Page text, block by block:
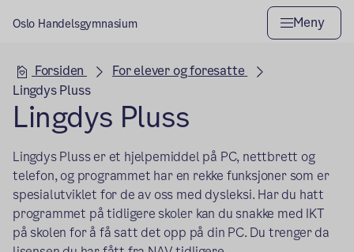
Oslo Handelsgymnasium Meny
Hovedseksjon
Forsiden
For elever og foresatte
Lingdys Pluss
Lingdys Pluss
Lingdys Pluss er et hjelpemiddel på PC, nettbrett og
telefon, og programmet har en rekke funksjoner som er
spesialutviklet for de av oss med dysleksi. Har du hatt
programmet på tidligere skoler kan du snakke med IKT
på skolen for å få satt det opp på din PC. Du trenger da